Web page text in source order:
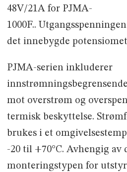
48V/21A for PJMA-
1000F..
det innebygde
PJMA-serien inkluderer
mot overstrøm og
termisk beskyttelse.
brukes i et
-20 til +70°C. Avhengig av
monteringstypen for